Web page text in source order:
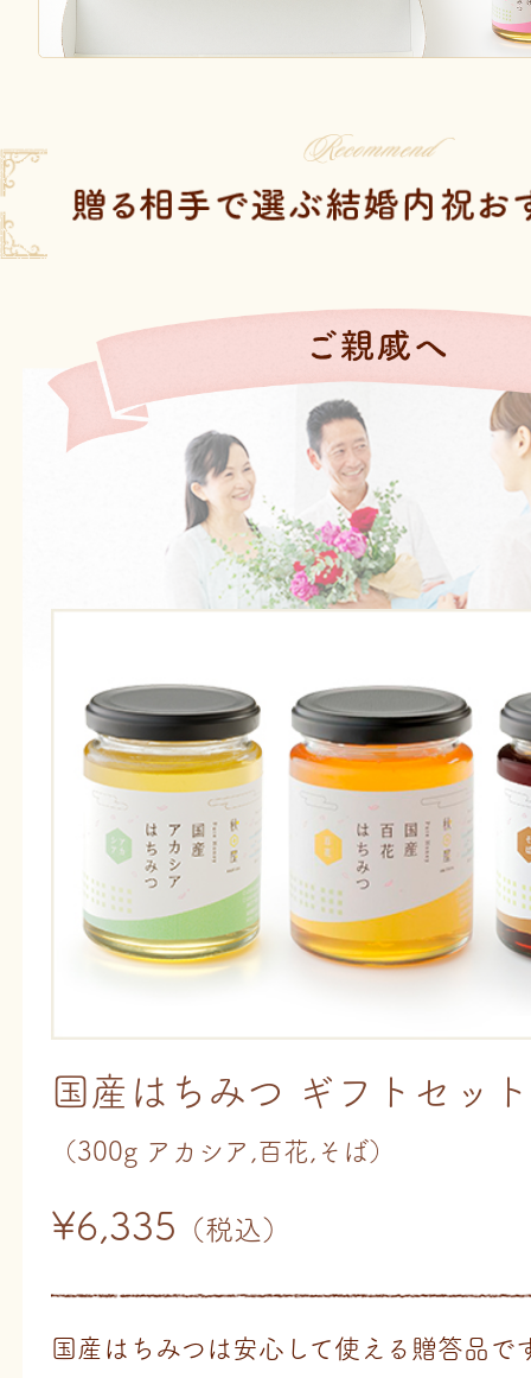
国産はちみつ ギフトセット
（300g アカシア,百花,そば）
¥6,335 （税込）
国産はちみつは安心して使える贈答品で